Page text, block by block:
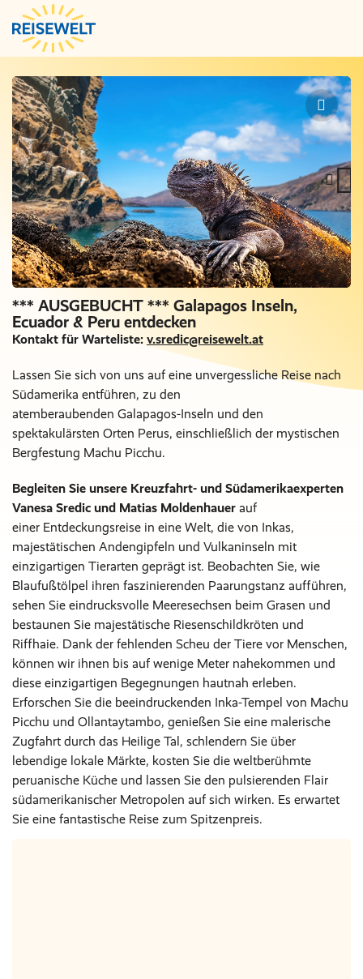
*** AUSGEBUCHT *** Galapagos Inseln,
Ecuador & Peru entdecken
Kontakt für Warteliste: v.sredic@reisewelt.at
Lassen Sie sich von uns auf eine unvergessliche Reise nach
Südamerika entführen, zu den
atemberaubenden Galapagos-Inseln und den
spektakulärsten Orten Perus, einschließlich der mystischen
Bergfestung Machu Picchu.
Begleiten Sie unsere Kreuzfahrt- und Südamerikaexperten
Vanesa Sredic und Matias Moldenhauer auf
einer Entdeckungsreise in eine Welt, die von Inkas,
majestätischen Andengipfeln und Vulkaninseln mit
einzigartigen Tierarten geprägt ist. Beobachten Sie, wie
Blaufußtölpel ihren faszinierenden Paarungstanz aufführen,
sehen Sie eindrucksvolle Meeresechsen beim Grasen und
bestaunen Sie majestätische Riesenschildkröten und
Riffhaie. Dank der fehlenden Scheu der Tiere vor Menschen,
können wir ihnen bis auf wenige Meter nahekommen und
diese einzigartigen Begegnungen hautnah erleben.
Erforschen Sie die beeindruckenden Inka-Tempel von Machu
Picchu und Ollantaytambo, genießen Sie eine malerische
Zugfahrt durch das Heilige Tal, schlendern Sie über
lebendige lokale Märkte, kosten Sie die weltberühmte
peruanische Küche und lassen Sie den pulsierenden Flair
südamerikanischer Metropolen auf sich wirken. Es erwartet
Sie eine fantastische Reise zum Spitzenpreis.